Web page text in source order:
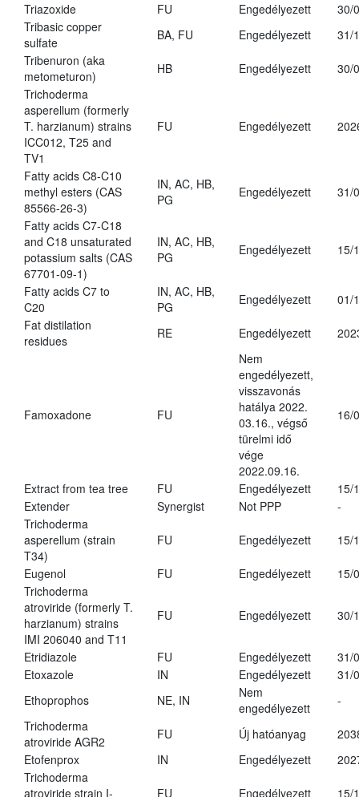
Triazoxide
FU Engedélyezett
30/
Tribasic copper
sulfate
BA, FU Engedélyezett
31/
Tribenuron (aka
metometuron)
HB Engedélyezett
30/
Trichoderma
asperellum (formerly
T. harzianum) strains
ICC012, T25 and
TV1
FU Engedélyezett
Fatty acids C8-C10
methyl esters (CAS
85566-26-3)
IN, AC, HB,
PG
Engedélyezett 31/
Fatty acids C7-C18
and C18 unsaturated
potassium salts (CAS
67701-09-1)
IN, AC, HB,
PG
Engedélyezett 15/
Fatty acids C7 to
C20
IN, AC, HB,
PG
Engedélyezett
01/
Fat distilation
residues
RE Engedélyezett
Famoxadone FU
Nem
engedélyezett,
visszavonás
hatálya 2022.
03.16., végső
türelmi idő
vége
2022.09.16.
16/
Extract from tea tree FU Engedélyezett
15/
Extender
Synergist Not PPP
-
Trichoderma
asperellum (strain
T34)
FU Engedélyezett 15/
Eugenol FU Engedélyezett
15/
Trichoderma
atroviride (formerly T.
harzianum) strains
IMI 206040 and T11
FU Engedélyezett 30/
Etridiazole FU Engedélyezett
31/
Etoxazole
IN Engedélyezett
31/
Ethoprophos
NE, IN
Nem
engedélyezett
-
Trichoderma
atroviride AGR2
FU Új hatóanyag
Etofenprox
IN Engedélyezett
Trichoderma
atroviride strain I-
FU Engedélyezett 15/